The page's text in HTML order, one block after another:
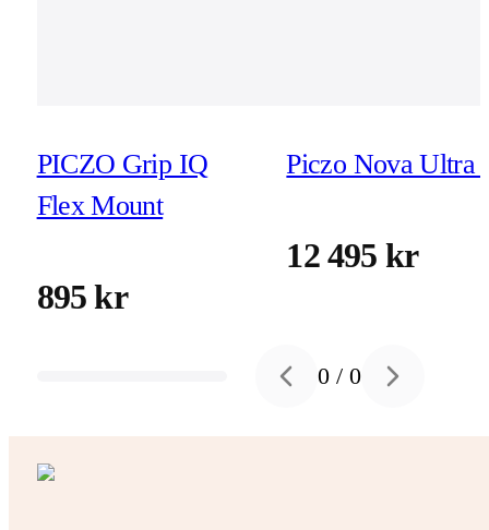
PICZO Grip IQ
Flex Mount
895 kr
Piczo Nova Ultra
12 495 kr
Previous slide
0 /0 Next slide